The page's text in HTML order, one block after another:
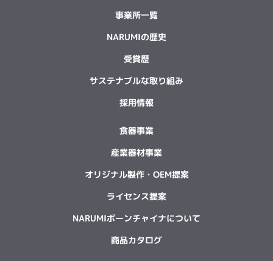
事業所一覧
NARUMIの歴史
受賞歴
サステナブルな取り組み
採用情報
食器事業
産業器材事業
オリジナル製作・OEM提案
ライセンス提案
NARUMIボーンチャイナについて
商品カタログ